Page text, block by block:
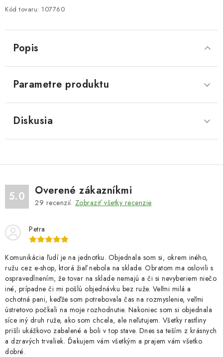
Kód tovaru: 107760
Popis
Parametre produktu
Diskusia
5.0 Overené zákazníkmi
29 recenzií. Zobraziť všetky recenzie
Petra
Komunikácia ľudí je na jednotku. Objednala som si, okrem iného,
ružu cez e-shop, ktorá žiaľ nebola na sklade. Obratom ma oslovili s
ospravedlnením, že tovar na sklade nemajú a či si nevyberiem niečo
iné, prípadne či mi pošlú objednávku bez ruže. Veľmi milá a
ochotná pani, keďže som potrebovala čas na rozmyslenie, veľmi
ústretovo počkali na moje rozhodnutie. Nakoniec som si objednala
síce iný druh ruže, ako som chcela, ale neľutujem. Všetky rastliny
prišli ukážkovo zabalené a boli v top stave. Dnes sa teším z krásnych
a dzravých trvaliek. Ďakujem vám všetkým a prajem vám všetko
dobré.